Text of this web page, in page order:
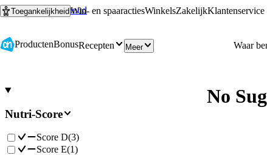
Ga naar hoofdinhoud
Ga naar zoeken
ToegankelijkheidWin- en spaaractiesWinkelsZakelijkKlantenservice
ProductenBonusRecepten Meer
Nutri-Score
Score D(3)
Score E(1)
No